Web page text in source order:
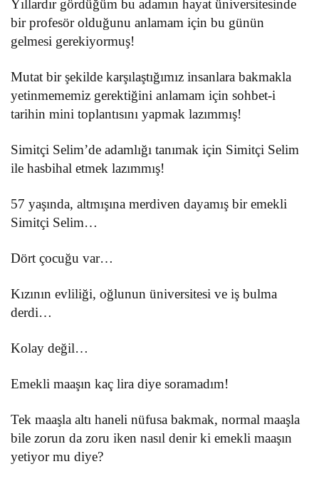
Yıllardır gördüğüm bu adamın hayat üniversitesinde
bir profesör olduğunu anlamam için bu günün
gelmesi gerekiyormuş!
Mutat bir şekilde karşılaştığımız insanlara bakmakla
yetinmememiz gerektiğini anlamam için sohbet-i
tarihin mini toplantısını yapmak lazımmış!
Simitçi Selim’de adamlığı tanımak için Simitçi Selim
ile hasbihal etmek lazımmış!
57 yaşında, altmışına merdiven dayamış bir emekli
Simitçi Selim…
Dört çocuğu var…
Kızının evliliği, oğlunun üniversitesi ve iş bulma
derdi…
Kolay değil…
Emekli maaşın kaç lira diye soramadım!
Tek maaşla altı haneli nüfusa bakmak, normal maaşla
bile zorun da zoru iken nasıl denir ki emekli maaşın
yetiyor mu diye?